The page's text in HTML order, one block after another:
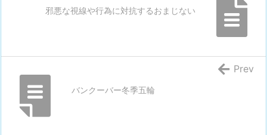
邪悪な視線や行為に対抗するおまじない
バンクーバー冬季五輪
Prev